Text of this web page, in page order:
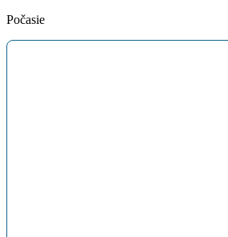
Počasie